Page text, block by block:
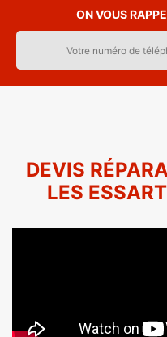
ON VOUS
DEVIS
LES